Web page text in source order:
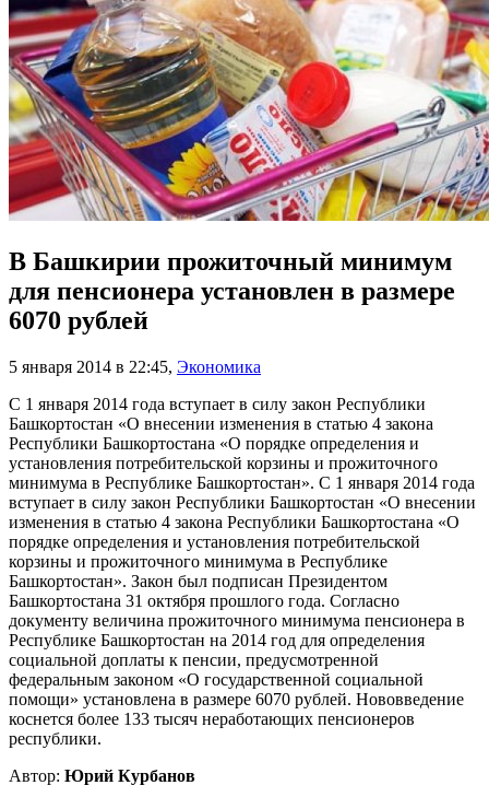
В Башкирии прожиточный минимум
для пенсионера установлен в размере
6070 рублей
5 января 2014 в 22:45, Экономика
С 1 января 2014 года вступает в силу закон Республики
Башкортостан «О внесении изменения в статью 4 закона
Республики Башкортостана «О порядке определения и
установления потребительской корзины и прожиточного
минимума в Республике Башкортостан». С 1 января 2014 года
вступает в силу закон Республики Башкортостан «О внесении
изменения в статью 4 закона Республики Башкортостана «О
порядке определения и установления потребительской
корзины и прожиточного минимума в Республике
Башкортостан». Закон был подписан Президентом
Башкортостана 31 октября прошлого года. Согласно
документу величина прожиточного минимума пенсионера в
Республике Башкортостан на 2014 год для определения
социальной доплаты к пенсии, предусмотренной
федеральным законом «О государственной социальной
помощи» установлена в размере 6070 рублей. Нововведение
коснется более 133 тысяч неработающих пенсионеров
республики.
Автор: Юрий Курбанов